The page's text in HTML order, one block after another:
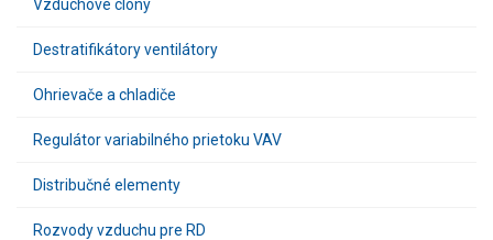
Vzduchové clony
Destratifikátory ventilátory
Ohrievače a chladiče
Regulátor variabilného prietoku VAV
Distribučné elementy
Rozvody vzduchu pre RD